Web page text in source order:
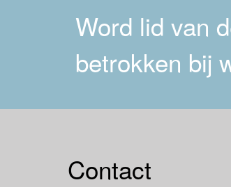
Word lid van
betrokken bij
Contact